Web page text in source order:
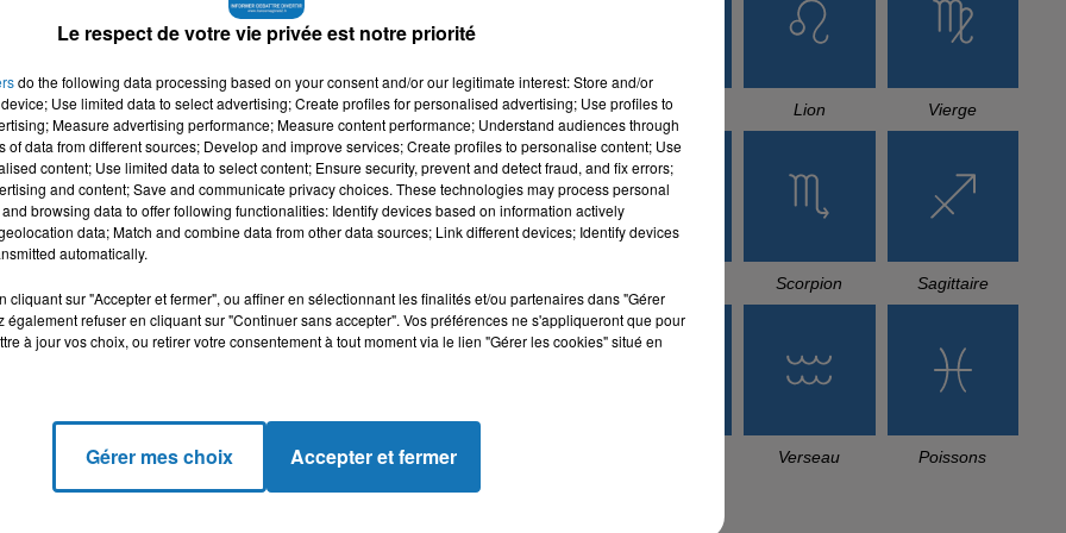
nombreuses à oeuvrer au quotidien pour les jeunes, dans les
debout et en colère » pour manifester contre les violences entre
et par tous les temps, de se donner la main pour former une chaine
pour protéger les jeunes contre les dealers de drogue.
pour rappeler à l’ordre les mineurs qui trainent dehors. Une
que la police.
un meilleur avenir à leurs petits frères et soeurs. Il est important de
horizons. Grâce à elle, ils ont découvert qu’aux Mureaux il y avait
TITRES DIFFUSÉS
22h43
22h43
AZZEDINE
Ach Dani
Lghorba
TUL8TE, SAINT
LEVANT
Nano I
L'HOROSCOPE
Le respect de votre vie privée est notre priorité
do the following data processing based on your consent and/or our legitimate interest: Store and/or
Use limited data to select advertising; Create profiles for personalised advertising; Use profiles to
Measure advertising performance; Measure content performance; Understand audiences through
of data from different sources; Develop and improve services; Create profiles to personalise content; Use
content; Use limited data to select content; Ensure security, prevent and detect fraud, and fix errors;
and content; Save and communicate privacy choices. These technologies may process personal
browsing data to offer following functionalities: Identify devices based on information actively
data; Match and combine data from other data sources; Link different devices; Identify devices
automatically.
cliquant sur "Accepter et fermer", ou affiner en sélectionnant les finalités et/ou partenaires dans "Gérer
également refuser en cliquant sur "Continuer sans accepter". Vos préférences ne s'appliqueront que pour
à jour vos choix, ou retirer votre consentement à tout moment via le lien "Gérer les cookies" situé en
Gérer mes choix Accepter et fermer